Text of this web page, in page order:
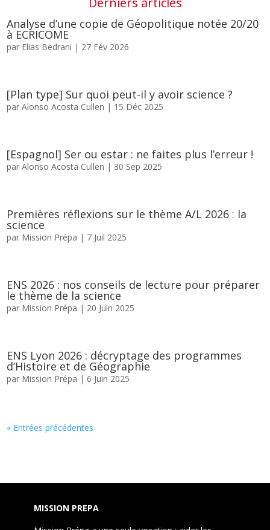
Analyse d’une copie de Géopolitique notée 20/20
à ECRICOME
par Elias Bedrani | 27 Fév 2026
[Plan type] Sur quoi peut-il y avoir science ?
parAlonso Acosta Cullen | 15 Déc 2025
[Espagnol] Ser ou estar : ne faites plus l’erreur !
parAlonso Acosta Cullen | 30 Sep 2025
Premières réflexions sur le thème A/L 2026 : la
science
par Mission Prépa | 7 Juil 2025
ENS 2026 : nos conseils de lecture pour préparer
le thème de la science
par Mission Prépa | 20 Juin 2025
ENS Lyon 2026 : décryptage des programmes
d’Histoire et de Géographie
par Mission Prépa |6 Juin 2025
« Entrées précédentes
MISSION PREPA